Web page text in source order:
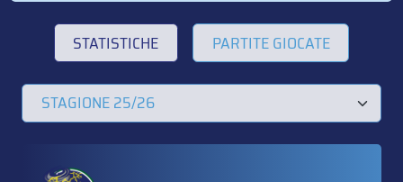
STATISTICHE PARTITE GIOCATE